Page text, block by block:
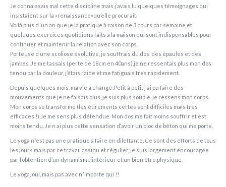
Je connaissais mal cette discipline mais j’avais lu quelques témoignages qui
insistaient sur la «renaissance»qu’elle procurait.
Voilà plus d ‘un an que je la pratique à raison de 3 cours par semaine et
quelques exercices quotidiens faits à la maison qui sont indispensables pour
continuer et maintenir la relation avec son corps.
Porteuse d une scoliose évolutive, je souffrais du dos, des épaules et des
jambes .Je me tassais (perte de 18cm en 40ans).je ne ressentais plus mon dos
tendu par la douleur, j’étais raide et me fatiguais très rapidement.
Depuis quelques mois, ma vie a changé .Petit à petit j ai pu faire des
mouvements que je ne faisais plus, je suis plus souple, je ressens mon corps.
Mon corps se transforme (les étirements certes sont difficiles mais très
efficaces !).Je me sens plus détendue. Mon dos me fait moins souffrir et est
moins tendu. Je n ai plus cette sensation d‘avoir un bloc de béton qui me porte.
Le yoga n ‘est pas une pratique à faire en dilettante. Ce sont des efforts de tous
les jours mais par ce travail assidu et régulier, je suis largement encouragée
par l’obtention d’un dynamisme intérieur et un bien être physique.
Le yoga, oui, mais pas avec n ‘importe qui !!